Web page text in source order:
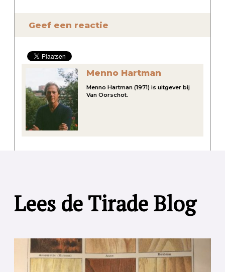
Geef een reactie
Menno Hartman
Menno Hartman (1971) is uitgever bij
Van Oorschot.
Lees de Tirade Blog